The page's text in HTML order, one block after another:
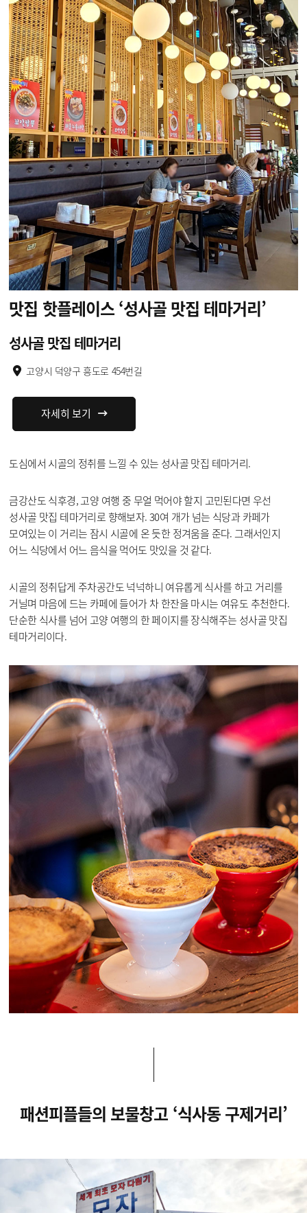
맛집 핫플레이스‘성사골 맛집 테마거리’
성사골 맛집 테마거리
고양시 덕양구 흥도로 454번길
자세히 보기
도심에서 시골의 정취를 느낄 수 있는 성사골 맛집 테마거리.
금강산도 식후경, 고양 여행 중 무얼 먹어야 할지 고민된다면 우선
성사골 맛집 테마거리로 향해보자. 30여 개가 넘는 식당과 카페가
모여있는 이 거리는 잠시 시골에 온 듯한 정겨움을 준다. 그래서인지
어느 식당에서 어느 음식을 먹어도 맛있을 것 같다.
시골의 정취답게 주차공간도 넉넉하니 여유롭게 식사를 하고 거리를
거닐며 마음에 드는 카페에 들어가 차 한잔을 마시는 여유도 추천한다.
단순한 식사를 넘어 고양 여행의 한 페이지를 장식해주는 성사골 맛집
테마거리이다.
패션피플들의 보물창고 ‘식사동 구제거리’